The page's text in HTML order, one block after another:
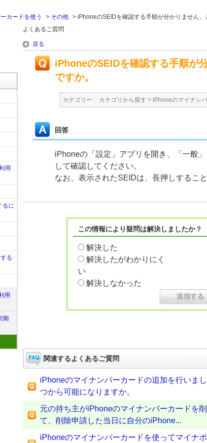
カードを使う > その他 > iPhoneのSEIDを確認する手順が分かりません。
用
るに
る
用
期
よくあるご質問
戻る
iPhoneのSEIDを確認する手順が
ですか。
カテゴリー : カテゴリから探す > iPhoneのマイナン
回答
iPhoneの「設定」アプリを開き、「一般
して確認してください。
なお、表示されたSEIDは、長押しするこ
この情報により疑問は解決しましたか？
解決した
解決したがわかりにく
い
解決しなかった
関連するよくあるご質問
iPhoneのマイナンバーカードの追加を行いま
つから可能になりますか。
元の持ち主がiPhoneのマイナンバーカードを
て、削除申請した当日に自分のiPhone...
iPhoneのマイナンバーカードを使ってマイナ